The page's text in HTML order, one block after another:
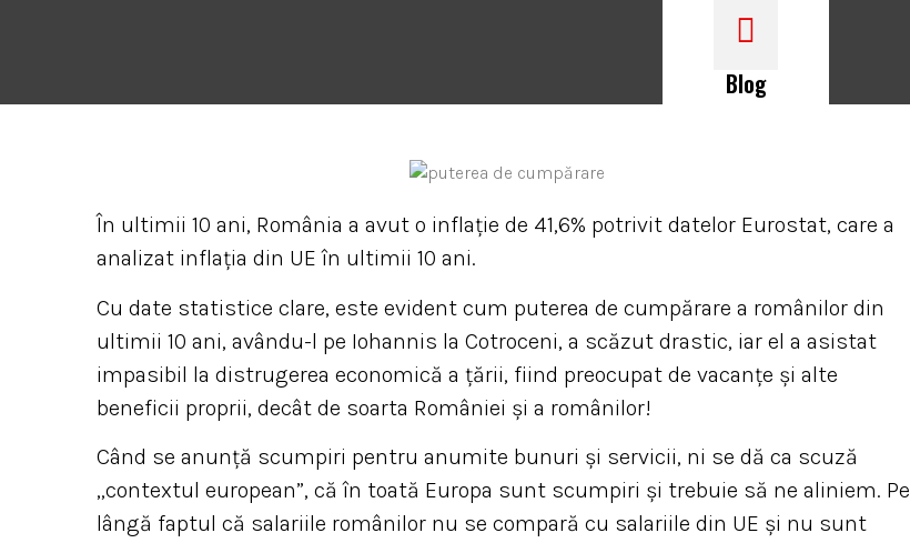
Blog
În ultimii 10 ani, România a avut o inflație de 41,6% potrivit datelor Eurostat, care a
analizat inflația din UE în ultimii 10 ani.
Cu date statistice clare, este evident cum puterea de cumpărare a românilor din
ultimii 10 ani, avându-l pe Iohannis la Cotroceni, a scăzut drastic, iar el a asistat
impasibil la distrugerea economică a ţării, fiind preocupat de vacanțe și alte
beneficii proprii, decât de soarta României şi a românilor!
Când se anunţă scumpiri pentru anumite bunuri şi servicii, ni se dă ca scuză
„contextul european”, că în toată Europa sunt scumpiri şi trebuie să ne aliniem. Pe
lângă faptul că salariile românilor nu se compară cu salariile din UE şi nu sunt